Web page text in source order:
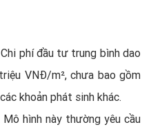
phí đầu tư trung bình dao
VNĐ/m², chưa bao gồm
khoản phát sinh khác.
Mô hình này thường yêu cầu